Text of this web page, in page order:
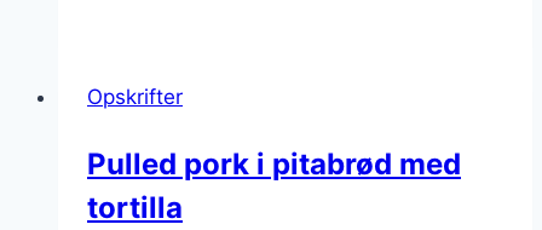
lækker
Opskrifter
Pulled pork i pitabrød med
tortilla